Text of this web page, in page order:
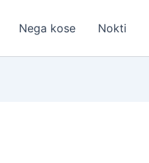
Nega kose Nokti